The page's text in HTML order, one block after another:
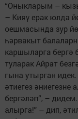
“Оныкларым –
– Кияү ерак юлда
оешмасында зур
һәрвакыт
каршыларга бергә
туларак Айрат
гына утырган
әтиегез әниегезне
бергәләп”, –
алырга!” – дип,